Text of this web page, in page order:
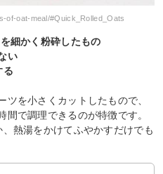
of-oat-meal/#Quick_Rolled_Oats
細かく粉砕したもの
い
る
を小さくカットしたもので、
で調理できるのが特徴です。
熱湯をかけてふやかすだけでも